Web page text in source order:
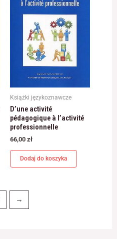
Książki językoznawcze
D’une activité
pédagogique à l’activité
professionnelle
66,00 zł
Dodaj do koszyka
→